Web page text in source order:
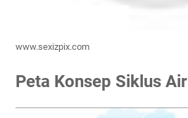
www.sexizpix.com
Peta Konsep Siklus Air